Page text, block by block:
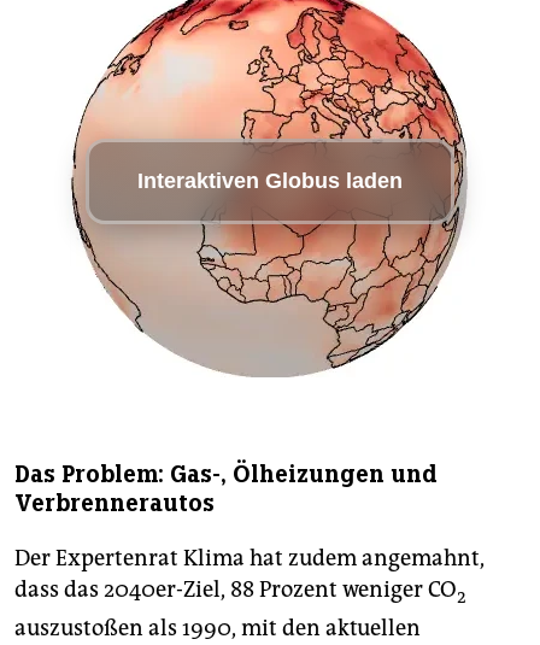
Das Problem: Gas-, Ölheizungen und
Verbrennerautos
Der Expertenrat Klima hat zudem angemahnt,
dass das 2040er-Ziel, 88 Prozent weniger CO2
auszustoßen als 1990, mit den aktuellen